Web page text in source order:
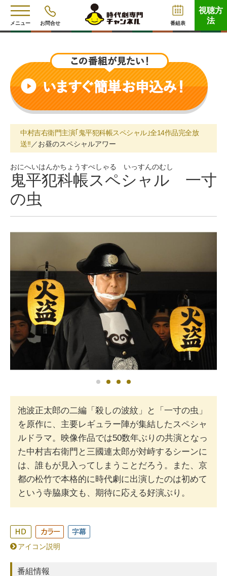
メニュー お問合せ 番組表
視聴方
法
中村吉右衛門主演｢鬼平犯科帳スペシャル｣全14作品完全放
送!! ／お昼のスペシャルアワー
おにへいはんかちょうすぺしゃる いっすんのむし
鬼平犯科帳スペシャル 一寸
の虫
池波正太郎の二編「殺しの波紋」と「一寸の虫」
を原作に、主要レギュラー陣が集結したスペシャ
ルドラマ。映像作品では50数年ぶりの共演となっ
た中村吉右衛門と三國連太郎が対峙するシーンに
は、誰もが見入ってしまうことだろう。また、京
都の松竹で本格的に時代劇に出演したのは初めて
という寺脇康文も、期待に応える好演ぶり。
アイコン説明
番組情報